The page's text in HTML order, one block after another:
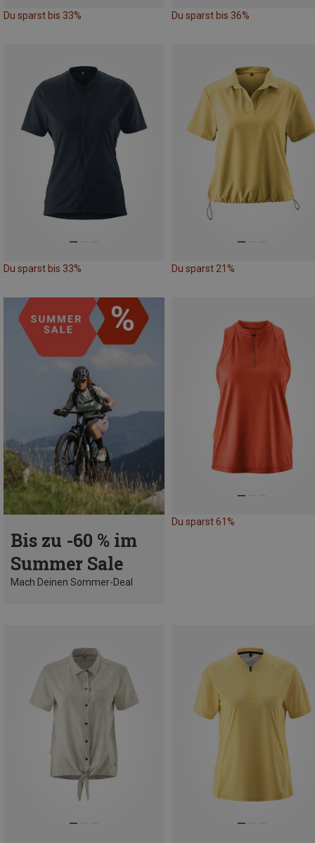
Du sparst bis 33% Du sparst bis 36%
Du sparst bis 33% Du sparst 21%
Bis zu -60 % im
Summer Sale
Mach Deinen Sommer-Deal
Du sparst 61%